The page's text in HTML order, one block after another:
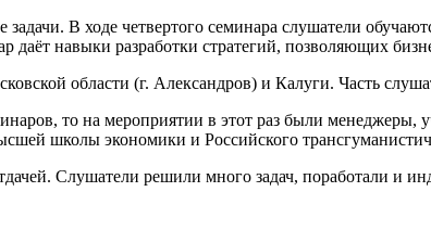
В ходе четвертого семинара слушатели
навыки разработки стратегий, позволяющих
области (г. Александров) и Калуги. Часть
то на мероприятии в этот раз были
школы экономики и Российского
Слушатели решили много задач, поработали и